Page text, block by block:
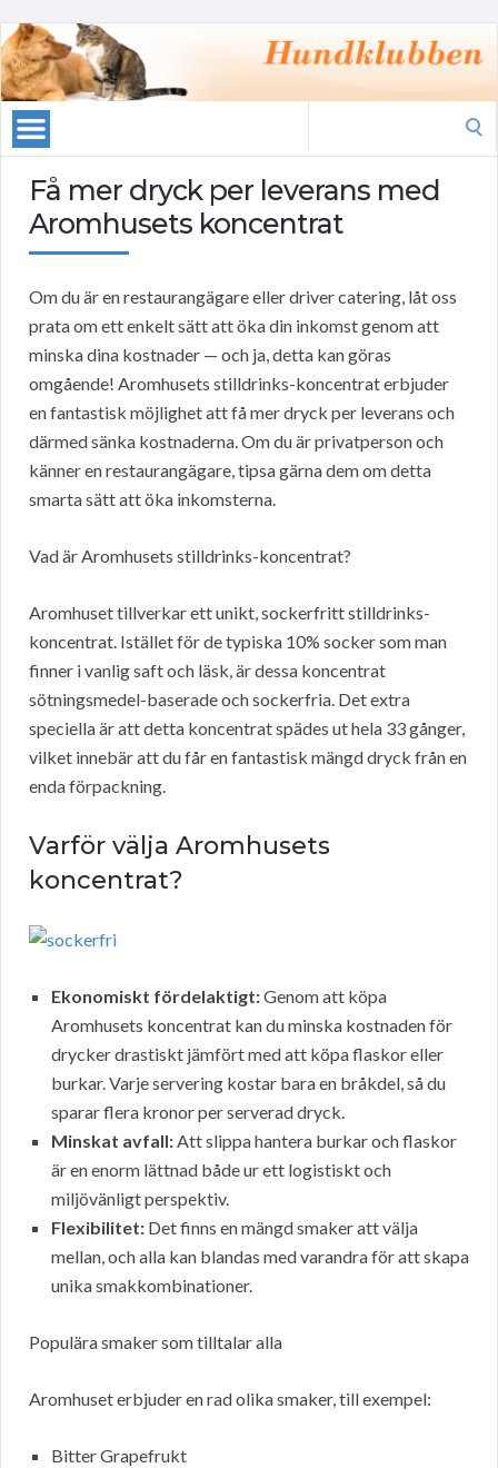
Få mer dryck per leverans med
Aromhusets koncentrat
Om du är en restaurangägare eller driver catering, låt oss
prata om ett enkelt sätt att öka din inkomst genom att
minska dina kostnader — och ja, detta kan göras
omgående! Aromhusets stilldrinks-koncentrat erbjuder
en fantastisk möjlighet att få mer dryck per leverans och
därmed sänka kostnaderna. Om du är privatperson och
känner en restaurangägare, tipsa gärna dem om detta
smarta sätt att öka inkomsterna.
Vad är Aromhusets stilldrinks-koncentrat?
Aromhuset tillverkar ett unikt, sockerfritt stilldrinks-
koncentrat. Istället för de typiska 10% socker som man
finner i vanlig saft och läsk, är dessa koncentrat
sötningsmedel-baserade och sockerfria. Det extra
speciella är att detta koncentrat spädes ut hela 33 gånger,
vilket innebär att du får en fantastisk mängd dryck från en
enda förpackning.
Varför välja Aromhusets
koncentrat?
Ekonomiskt fördelaktigt:Genom att köpa
Aromhusets koncentrat kan du minska kostnaden för
drycker drastiskt jämfört med att köpa flaskor eller
burkar. Varje servering kostar bara en bråkdel, så du
sparar flera kronor per serverad dryck.
Minskat avfall:Att slippa hantera burkar och flaskor
är en enorm lättnad både ur ett logistiskt och
miljövänligt perspektiv.
Flexibilitet: Det finns en mängd smaker att välja
mellan, och alla kan blandas med varandra för att skapa
unika smakkombinationer.
Populära smaker som tilltalar alla
Aromhuset erbjuder en rad olika smaker, till exempel:
Bitter Grapefrukt